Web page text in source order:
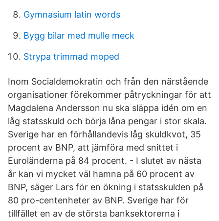
Gymnasium latin words
Bygg bilar med mulle meck
Strypa trimmad moped
Inom Socialdemokratin och från den närstående
organisationer förekommer påtryckningar för att
Magdalena Andersson nu ska släppa idén om en
låg statsskuld och börja låna pengar i stor skala.
Sverige har en förhållandevis låg skuldkvot, 35
procent av BNP, att jämföra med snittet i
Euroländerna på 84 procent. - I slutet av nästa
år kan vi mycket väl hamna på 60 procent av
BNP, säger Lars för en ökning i statsskulden på
80 pro-centenheter av BNP. Sverige har för
tillfället en av de största banksektorerna i